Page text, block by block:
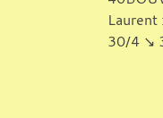
30/4 ↘️